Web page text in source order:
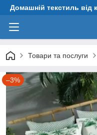
Домашній текстиль від
Товари та послуги
–3%